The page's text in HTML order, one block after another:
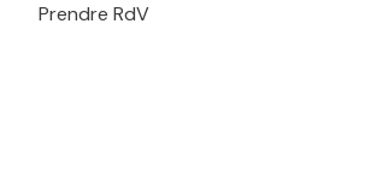
Prendre RdV